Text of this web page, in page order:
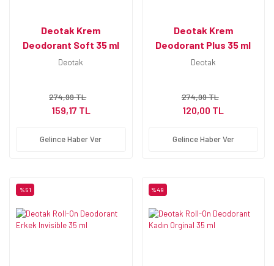
Deotak Krem
Deodorant Soft 35 ml
Deotak
274,99 TL
159,17 TL
Gelince Haber Ver
Deotak Krem
Deodorant Plus 35 ml
Deotak
274,99 TL
120,00 TL
Gelince Haber Ver
%51 %49